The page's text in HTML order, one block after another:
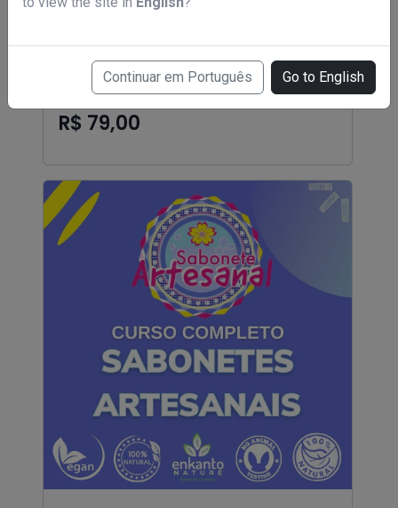
Continuar em Português
Go to English
Curso de barbeiro
R$ 79,00